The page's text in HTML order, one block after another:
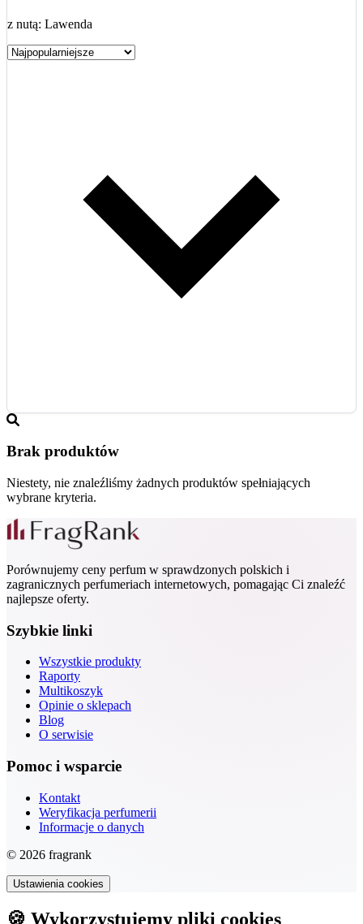
z nutą: Lawenda
Brak produktów
Niestety, nie znaleźliśmy żadnych produktów spełniających
wybrane kryteria.
Porównujemy ceny perfum w sprawdzonych polskich i
zagranicznych perfumeriach internetowych, pomagając Ci znaleźć
najlepsze oferty.
Szybkie linki
Wszystkie produkty
Raporty
Multikoszyk
Opinie o sklepach
Blog
O serwisie
Pomoc i wsparcie
Kontakt
Weryfikacja perfumerii
Informacje o danych
© 2026 fragrank
Ustawienia cookies
🍪 Wykorzystujemy pliki cookies